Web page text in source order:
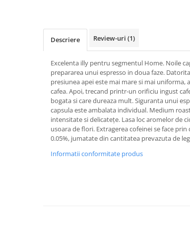
Descriere Review-uri (1)
Excelenta illy pentru segmentul Home. Noile
prepararea unui espresso in doua faze.
presiunea apei este mai mare si mai
cafea. Apoi, trecand printr-un orificiu ingust
bogata si care dureaza mult. Siguranta unui
capsula este ambalata individual. Medium
intensitate si delicatețe. Lasa loc aromelor de
usoara de flori. Extragerea cofeinei se face
0.05%, jumatate din cantitatea prevazuta de
Informatii conformitate produs